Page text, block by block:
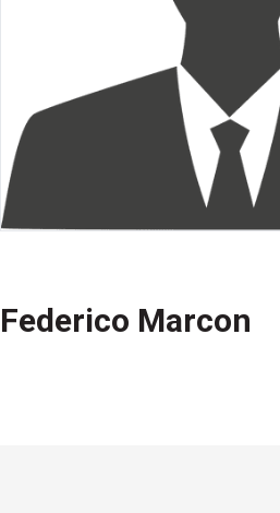
Federico Marcon